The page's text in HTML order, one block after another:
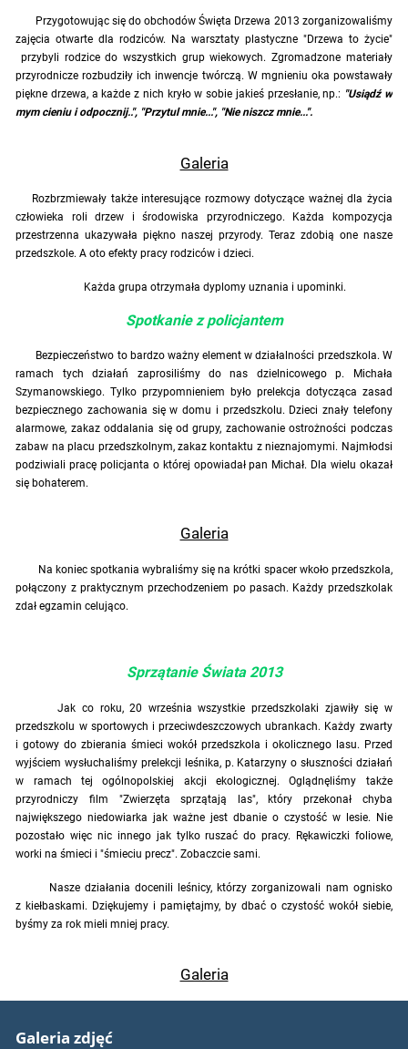
Przygotowując się do obchodów Święta Drzewa 2013 zorganizowaliśmy
zajęcia otwarte dla rodziców. Na warsztaty plastyczne "Drzewa to życie"
przybyli rodzice do wszystkich grup wiekowych. Zgromadzone materiały
przyrodnicze rozbudziły ich inwencje twórczą. W mgnieniu oka powstawały
piękne drzewa, a każde z nich kryło w sobie jakieś przesłanie, np.: "Usiądź w
mym cieniu i odpocznij..", "Przytul mnie...", "Nie niszcz mnie...".
Galeria
Rozbrzmiewały także interesujące rozmowy dotyczące ważnej dla życia
człowieka roli drzew i środowiska przyrodniczego. Każda kompozycja
przestrzenna ukazywała piękno naszej przyrody. Teraz zdobią one nasze
przedszkole. A oto efekty pracy rodziców i dzieci.
Każda grupa otrzymała dyplomy uznania i upominki.
Spotkanie z policjantem
Bezpieczeństwo to bardzo ważny element w działalności przedszkola. W
ramach tych działań zaprosiliśmy do nas dzielnicowego p. Michała
Szymanowskiego. Tylko przypomnieniem było prelekcja dotycząca zasad
bezpiecznego zachowania się w domu i przedszkolu. Dzieci znały telefony
alarmowe, zakaz oddalania się od grupy, zachowanie ostrożności podczas
zabaw na placu przedszkolnym, zakaz kontaktu z nieznajomymi. Najmłodsi
podziwiali pracę policjanta o której opowiadał pan Michał. Dla wielu okazał
się bohaterem.
Galeria
Na koniec spotkania wybraliśmy się na krótki spacer wkoło przedszkola,
połączony z praktycznym przechodzeniem po pasach. Każdy przedszkolak
zdał egzamin celująco.
Sprzątanie Świata 2013
Jak co roku, 20 września wszystkie przedszkolaki zjawiły się w
przedszkolu w sportowych i przeciwdeszczowych ubrankach. Każdy zwarty
i gotowy do zbierania śmieci wokół przedszkola i okolicznego lasu. Przed
wyjściem wysłuchaliśmy prelekcji leśnika, p. Katarzyny o słuszności działań
w ramach tej ogólnopolskiej akcji ekologicznej. Oglądnęliśmy także
przyrodniczy film "Zwierzęta sprzątają las", który przekonał chyba
największego niedowiarka jak ważne jest dbanie o czystość w lesie. Nie
pozostało więc nic innego jak tylko ruszać do pracy. Rękawiczki foliowe,
worki na śmieci i "śmieciu precz". Zobaczcie sami.
Nasze działania docenili leśnicy, którzy zorganizowali nam ognisko
z kiełbaskami. Dziękujemy i pamiętajmy, by dbać o czystość wokół siebie,
byśmy za rok mieli mniej pracy.
Galeria
Galeria zdjęć